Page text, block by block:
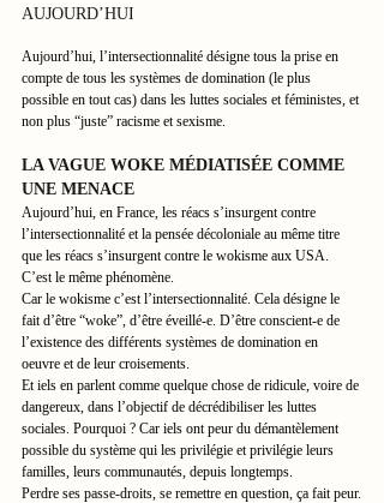
AUJOURD’HUI
Aujourd’hui, l’intersectionnalité désigne tous la prise en
compte de tous les systèmes de domination (le plus
possible en tout cas) dans les luttes sociales et féministes, et
non plus “juste” racisme et sexisme.
LA VAGUE WOKE MÉDIATISÉE COMME
UNE MENACE
Aujourd’hui, en France, les réacs s’insurgent contre
l’intersectionnalité et la pensée décoloniale au même titre
que les réacs s’insurgent contre le wokisme aux USA.
C’est le même phénomène.
Car le wokisme c’est l’intersectionnalité. Cela désigne le
fait d’être “woke”, d’être éveillé-e. D’être conscient-e de
l’existence des différents systèmes de domination en
oeuvre et de leur croisements.
Et iels en parlent comme quelque chose de ridicule, voire de
dangereux, dans l’objectif de décrédibiliser les luttes
sociales. Pourquoi ? Car iels ont peur du démantèlement
possible du système qui les privilégie et privilégie leurs
familles, leurs communautés, depuis longtemps.
Perdre ses passe-droits, se remettre en question, ça fait peur.